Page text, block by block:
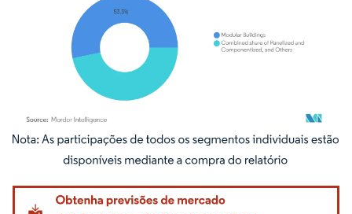
Imagem © Mordor Intelligence. O reuso requer atribuição conforme CC BY 4.0.